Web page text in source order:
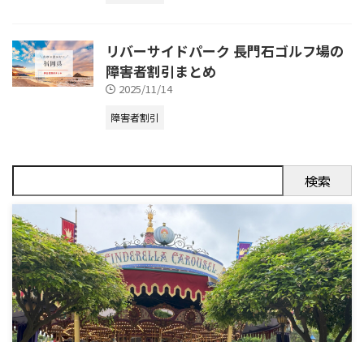
リバーサイドパーク 長門石ゴルフ場の
障害者割引まとめ
2025/11/14
障害者割引
検索